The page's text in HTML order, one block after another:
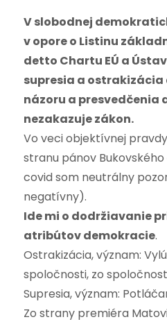
V slobodnej
v opore o Listinu
detto Chartu EÚ a
supresia a
názoru a presvedčenia
nezakazuje zákon.
Vo veci objektívnej
stranu pánov
covid som neutrálny
negatívny).
Ide mi o dodržiavanie
atribútov demokracie.
Ostrakizácia, význam:
spoločnosti, zo
Supresia, význam:
Zo strany premiéra